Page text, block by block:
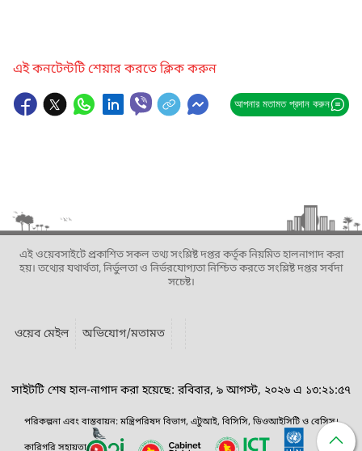
এই কনটেন্টটি শেয়ার করতে ক্লিক করুন
আপনার মতামত প্রদান করুন
এই ওয়েবসাইটে প্রকাশিত সকল তথ্য সংশ্লিষ্ট দপ্তর কর্তৃক নিয়মিত হালনাগাদ করা
হয়। তথ্যের যথার্থতা, নির্ভুলতা ও নির্ভরযোগ্যতা নিশ্চিত করতে সংশ্লিষ্ট দপ্তর সর্বদা
সচেষ্ট।
ওয়েব মেইল অভিযোগ/মতামত
সাইটটি শেষ হাল-নাগাদ করা হয়েছে: রবিবার, ৯ আগস্ট, ২০২৬ এ ১৩:২১:৫৭
পরিকল্পনা এবং বাস্তবায়ন: মন্ত্রিপরিষদ বিভাগ, এটুআই, বিসিসি, ডিওআইসিটি ও বেসিস।
কারিগরি সহায়তা